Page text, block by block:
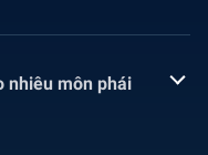
nhiêu môn phái